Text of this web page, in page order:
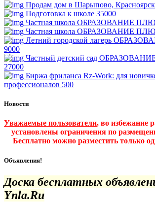
Продам дом в Шарыпово,
Подготовка к школе 35000
Частная школа ОБРАЗОВАНИЕ
Частная школа ОБРАЗОВАНИЕ
Летний городской лагерь
9000
Частный детский сад
27000
Биржа фриланса Rz-Work: для
профессионалов 500
Новости
Уважаемые пользователи, во избежание
установлены ограничения по
Бесплатно можно разместить только
Объявления!
Доска бесплатных
Ynla.Ru